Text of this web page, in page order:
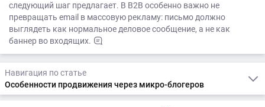
следующий шаг предлагает. В B2B особенно важно не
превращать email в массовую рекламу: письмо должно
выглядеть как нормальное деловое сообщение, а не как
баннер во входящих.
Навигация по статье
Особенности продвижения через микро-блогеров